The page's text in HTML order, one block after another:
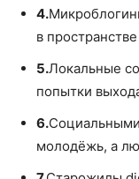
4.
в
5.Локальные
попытки
6.
молодёжь, а